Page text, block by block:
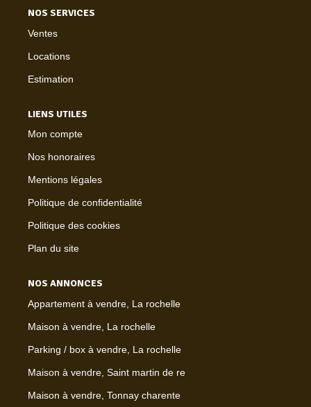
NOS SERVICES
Ventes
Locations
Estimation
LIENS UTILES
Mon compte
Nos honoraires
Mentions légales
Politique de confidentialité
Politique des cookies
Plan du site
NOS ANNONCES
Appartement à vendre, La rochelle
Maison à vendre, La rochelle
Parking / box à vendre, La rochelle
Maison à vendre, Saint martin de re
Maison à vendre, Tonnay charente